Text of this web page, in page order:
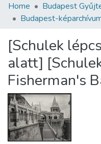
Communities &
Statistics
About us
Home Budapest
Budapest-
[Schulek
alatt]
Fisherman's